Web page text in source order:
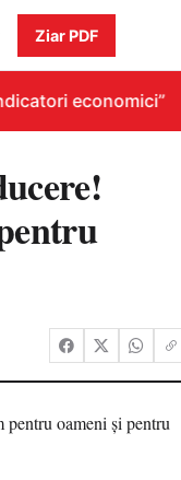
Ziar PDF
economici”